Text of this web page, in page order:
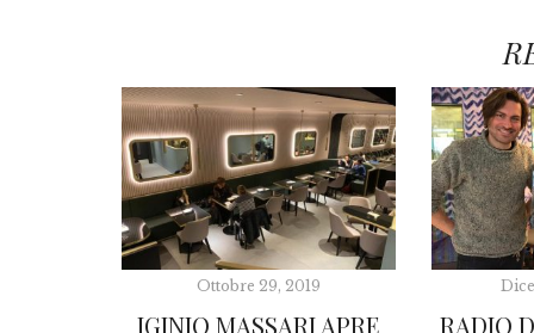
Ottobre 29, 2019
IGINIO MASSARI APRE RADIO